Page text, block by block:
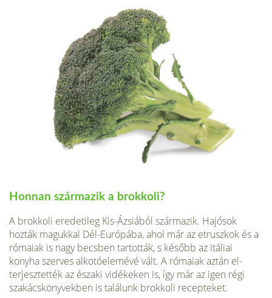
Honnan származik a brokkoli?
A brokkoli eredetileg Kis-Ázsiából származik. Hajósok
hozták magukkal Dél-Európába, ahol már az etruszkok és a
rómaiak is nagy becsben tartották, s később az itáliai
konyha szerves alkotóelemévé vált. A rómaiak aztán el­
terjesztették az északi vidékeken is, így már az igen régi
szakácskönyvekben is találunk brokkoli recepteket.